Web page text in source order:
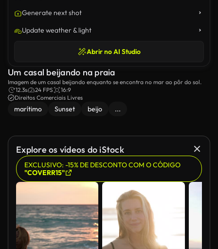
Generate next shot
Update weather & light
Abrir no AI Studio
Um casal beijando na praia
Imagem de um casal beijando enquanto se encontra no mar ao pôr do sol.
12.3s
24 FPS
16:9
Direitos Comerciais Livres
marítimo Sunset beijo ...
Explore os vídeos do iStock
EXCLUSIVO: -15% DE DESCONTO COM O CÓDIGO
"COVERR15"